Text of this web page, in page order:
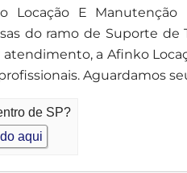
Locação E Manutenção
do ramo de Suporte de
a Afinko
Aguardamos
de SP?
aqui